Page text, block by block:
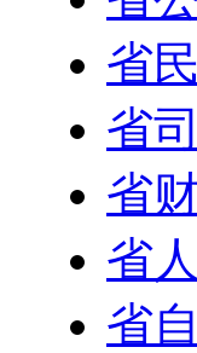
省
省
省
省
省